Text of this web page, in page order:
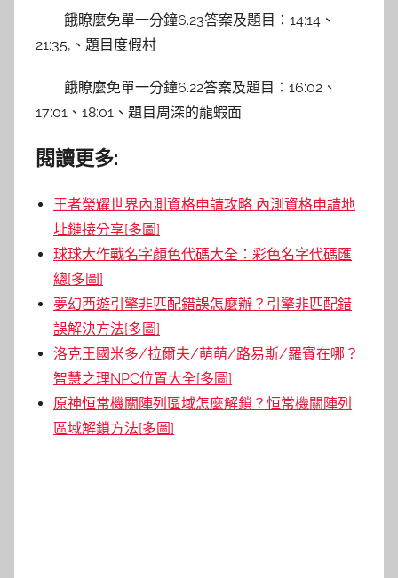
餓瞭麼免單一分鐘6.23答案及題目：14:14、
21:35,、題目度假村
餓瞭麼免單一分鐘6.22答案及題目：16:02、
17:01、18:01、題目周深的龍蝦面
閱讀更多:
王者榮耀世界內測資格申請攻略 內測資格申請地
址鏈接分享[多圖]
球球大作戰名字顏色代碼大全：彩色名字代碼匯
總[多圖]
夢幻西遊引擎非匹配錯誤怎麼辦？引擎非匹配錯
誤解決方法[多圖]
洛克王國米多/拉爾夫/萌萌/路易斯/羅賓在哪？
智慧之理NPC位置大全[多圖]
原神恒常機關陣列區域怎麼解鎖？恒常機關陣列
區域解鎖方法[多圖]